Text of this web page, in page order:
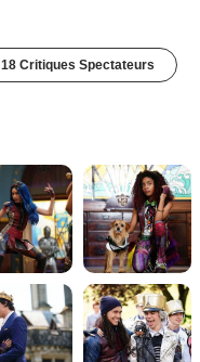
18 Critiques Spectateurs